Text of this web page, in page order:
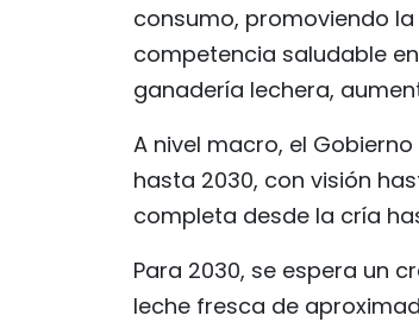
consumo, promoviendo
competencia saludable
ganadería lechera,
A nivel macro, el
hasta 2030, con visión
completa desde la cría
Para 2030, se espera un
leche fresca de